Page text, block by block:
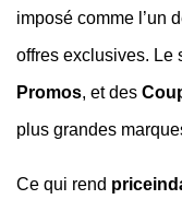
imposé comme l’un
offres exclusives. Le
Promos, et des
plus grandes
Ce qui rend